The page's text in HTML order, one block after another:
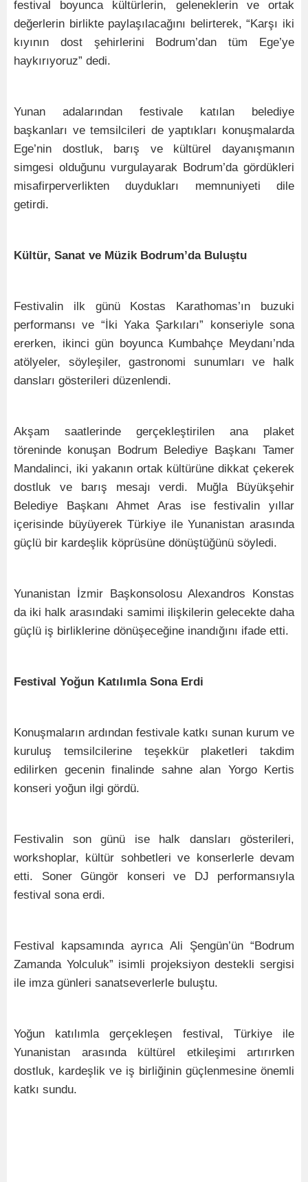
festival boyunca kültürlerin, geleneklerin ve ortak
değerlerin birlikte paylaşılacağını belirterek, “Karşı iki
kıyının dost şehirlerini Bodrum’dan tüm Ege’ye
haykırıyoruz” dedi.
Yunan adalarından festivale katılan belediye
başkanları ve temsilcileri de yaptıkları konuşmalarda
Ege’nin dostluk, barış ve kültürel dayanışmanın
simgesi olduğunu vurgulayarak Bodrum’da gördükleri
misafirperverlikten duydukları memnuniyeti dile
getirdi.
Kültür, Sanat ve Müzik Bodrum’da Buluştu
Festivalin ilk günü Kostas Karathomas’ın buzuki
performansı ve “İki Yaka Şarkıları” konseriyle sona
ererken, ikinci gün boyunca Kumbahçe Meydanı’nda
atölyeler, söyleşiler, gastronomi sunumları ve halk
dansları gösterileri düzenlendi.
Akşam saatlerinde gerçekleştirilen ana plaket
töreninde konuşan Bodrum Belediye Başkanı Tamer
Mandalinci, iki yakanın ortak kültürüne dikkat çekerek
dostluk ve barış mesajı verdi. Muğla Büyükşehir
Belediye Başkanı Ahmet Aras ise festivalin yıllar
içerisinde büyüyerek Türkiye ile Yunanistan arasında
güçlü bir kardeşlik köprüsüne dönüştüğünü söyledi.
Yunanistan İzmir Başkonsolosu Alexandros Konstas
da iki halk arasındaki samimi ilişkilerin gelecekte daha
güçlü iş birliklerine dönüşeceğine inandığını ifade etti.
Festival Yoğun Katılımla Sona Erdi
Konuşmaların ardından festivale katkı sunan kurum ve
kuruluş temsilcilerine teşekkür plaketleri takdim
edilirken gecenin finalinde sahne alan Yorgo Kertis
konseri yoğun ilgi gördü.
Festivalin son günü ise halk dansları gösterileri,
workshoplar, kültür sohbetleri ve konserlerle devam
etti. Soner Güngör konseri ve DJ performansıyla
festival sona erdi.
Festival kapsamında ayrıca Ali Şengün’ün “Bodrum
Zamanda Yolculuk” isimli projeksiyon destekli sergisi
ile imza günleri sanatseverlerle buluştu.
Yoğun katılımla gerçekleşen festival, Türkiye ile
Yunanistan arasında kültürel etkileşimi artırırken
dostluk, kardeşlik ve iş birliğinin güçlenmesine önemli
katkı sundu.